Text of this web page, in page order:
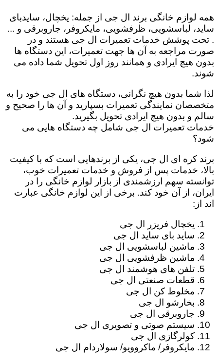
همه لوازم خانگی برند ال جی از جمله: یخچال، سایدبای
ساید، لباسشویی، ظرفشویی، مایکروفر، جاروبرقی و ...
. تحت پوشش خدمات تعمیرات ال جی هستند و در
صورت مراجعه به آن ها جهت تعمیرات، این دستگاه ها
بدون هیچ ایرادی و همانند روز اول تحویل شما داده می
شوند.
لذا شما بدون هیچ نگرانی، دستگاه های ال جی خود را به
متخصصان نمایندگی تعمیرات بسپارید و آن ها را صحیح و
سالم و بدون هیچ ایرادی تحویل بگیرید.
خدمات تعمیرات ال جی شامل چه دستگاه هایی می
شود؟
برند کره ای ال جی، یکی از برندهایی است که با کیفیت
بالا، خدمات پس از فروش و خدمات تعمیرات خوب،
توانسته سهم ارزشمندی از بازار لوازم خانگی را در
ایران، از آن خود کند. برخی از این لوازم خانگی عبارت
اند از:
یخچال فریزر ال جی
ساید بای ساید ال جی
ماشین لباسشویی ال جی
ماشین ظرفشویی ال جی
تلفن های هوشمند ال جی
قطعات صنعتی ال جی
مخلوط کن ال جی
بخارشو ال جی
جاروبرقی ال جی
سیستم صوتی و تصویری ال جی
کولرگازی ال جی
مایکروفر/ ماکروویو/ سولاردام ال جی